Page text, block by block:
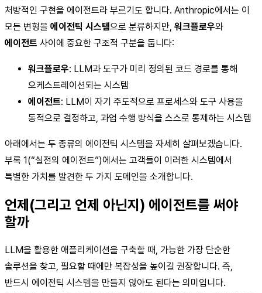
처방적인 구현을 에이전트라 부르기도 합니다. Anthropic에서는 이
모든 변형을 에이전틱 시스템으로 분류하지만, 워크플로우와
에이전트 사이에 중요한 구조적 구분을 둡니다:
워크플로우: LLM과 도구가 미리 정의된 코드 경로를 통해
오케스트레이션되는 시스템
에이전트: LLM이 자기 주도적으로 프로세스와 도구 사용을
동적으로 결정하고, 과업 수행 방식을 스스로 통제하는 시스템
아래에서는 두 종류의 에이전틱 시스템을 자세히 살펴보겠습니다.
부록 1(“실전의 에이전트”)에서는 고객들이 이러한 시스템에서
특별한 가치를 발견한 두 가지 도메인을 소개합니다.
언제(그리고 언제 아닌지) 에이전트를 써야
할까
LLM을 활용한 애플리케이션을 구축할 때, 가능한 가장 단순한
솔루션을 찾고, 필요할 때에만 복잡성을 높이길 권장합니다. 즉,
반드시 에이전틱 시스템을 만들지 않아도 된다는 의미입니다.